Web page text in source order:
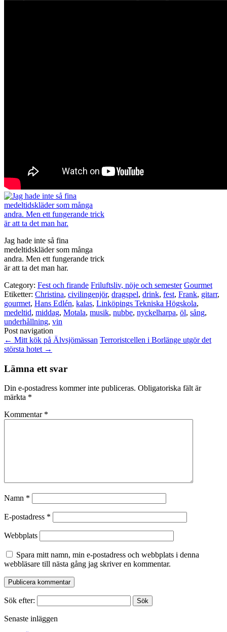
Jag hade inte så fina
medeltidskläder som många
andra. Men ett fungerande trick
är att ta det man har.
Category: Fest och firande Friluftsliv, nöje och semester Gourmet
Etiketter: Christina, civilingenjör, dragspel, drink, fest, Frank, gitarr,
gourmet, Hans Edlén, kalas, Linköpings Tekniska Högskola,
medeltid, middag, Motala, musik, nubbe, nyckelharpa, öl, sång,
underhållning, vin
Post navigation
← Mitt kök på Älvsjömässan Terroristcellen i Borlänge utgör det
största hotet →
Lämna ett svar
Din e-postadress kommer inte publiceras. Obligatoriska fält är
märkta *
Kommentar *
Namn *
E-postadress *
Webbplats
Spara mitt namn, min e-postadress och webbplats i denna
webbläsare till nästa gång jag skriver en kommentar.
Sök efter:
Senaste inläggen